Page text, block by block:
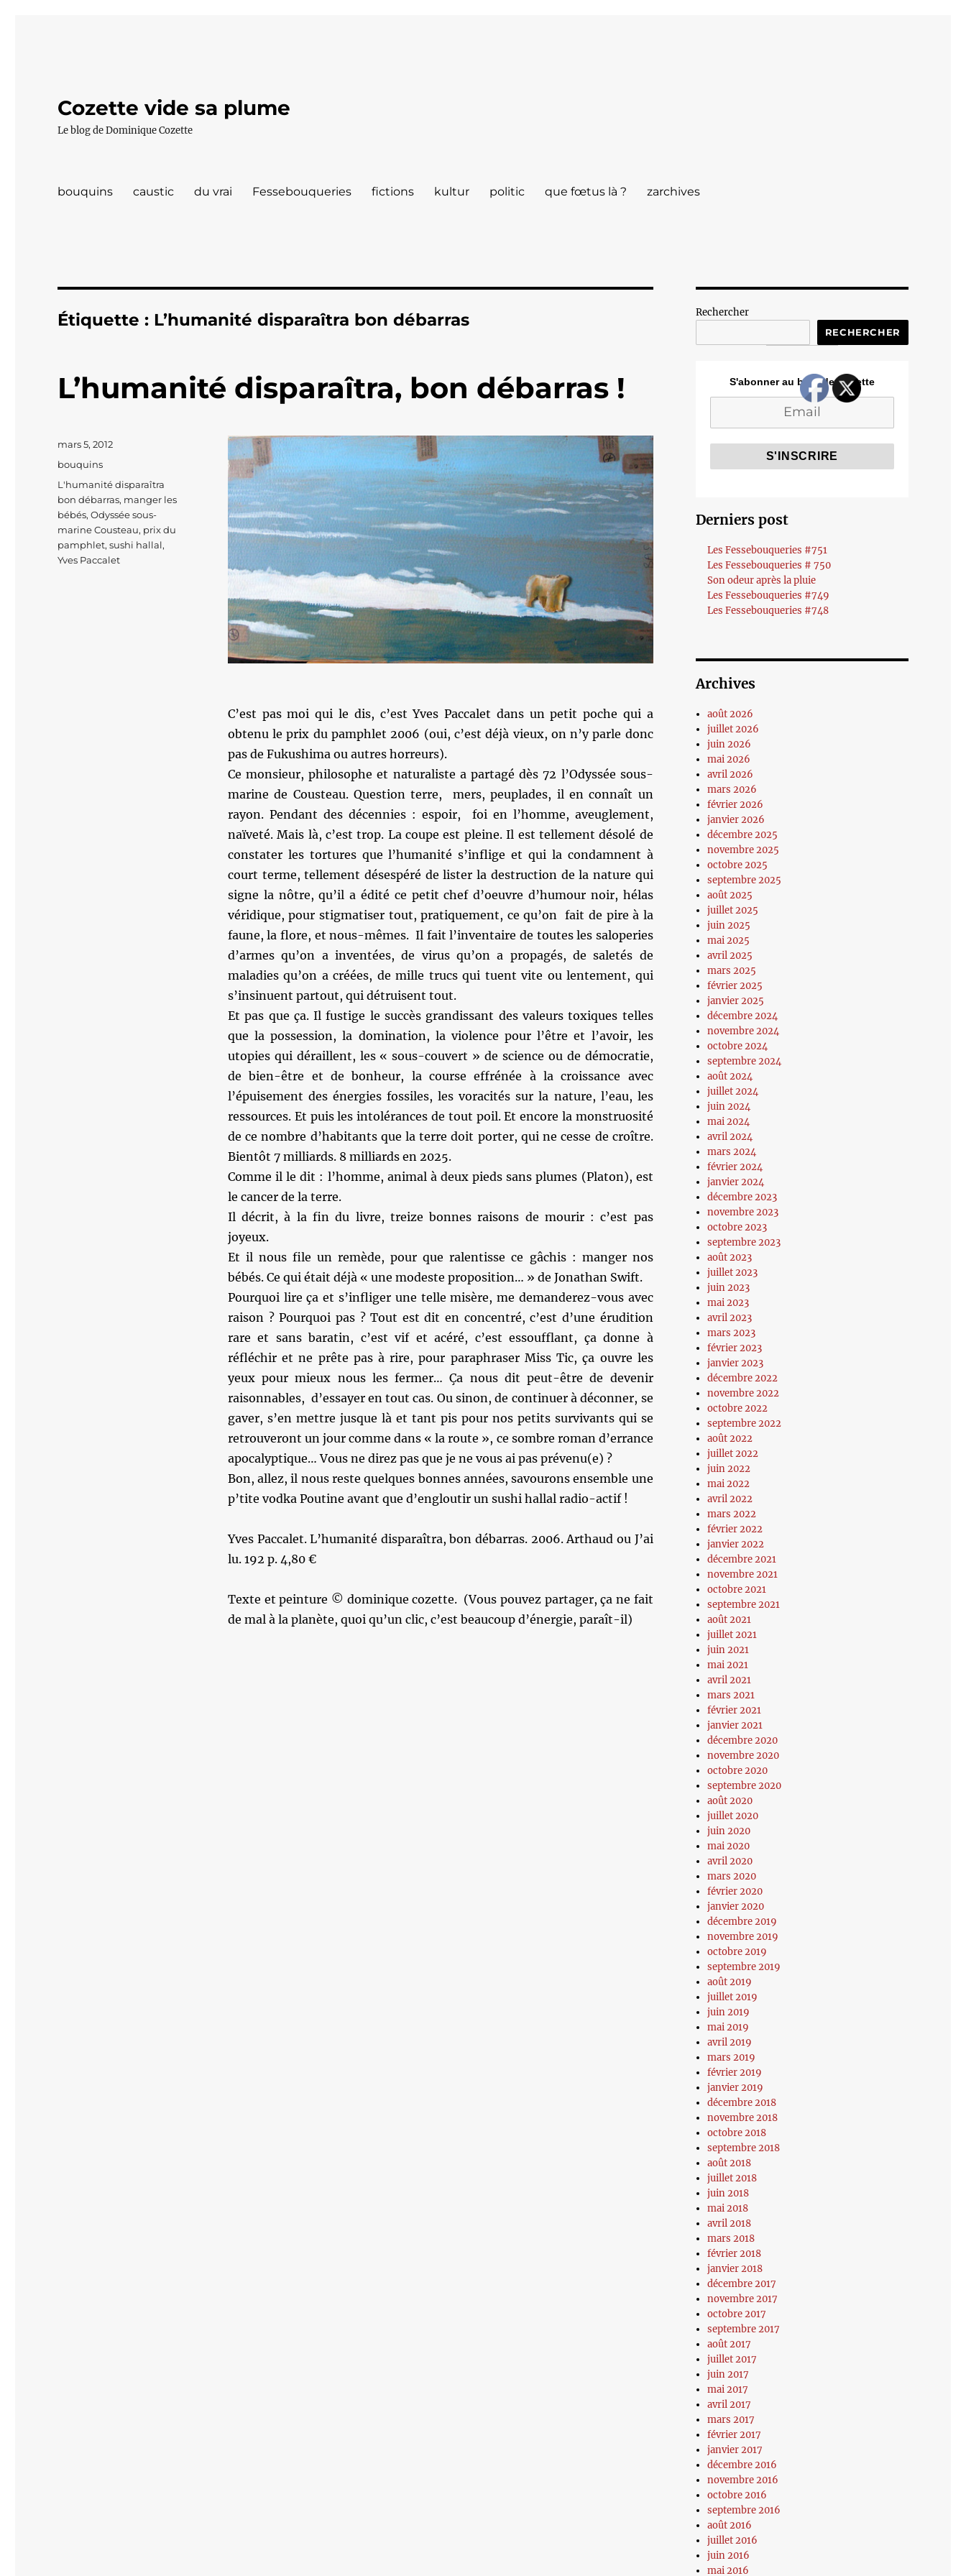
Cozette vide sa plume
Le blog de Dominique Cozette
bouquins caustic du vrai Fessebouqueries fictions kultur politic que fœtus là ? zarchives
Étiquette : L’humanité disparaîtra bon débarras
L’humanité disparaîtra, bon débarras !
C’est pas moi qui le dis, c’est Yves Paccalet dans un petit poche qui a
obtenu le prix du pamphlet 2006 (oui, c’est déjà vieux, on n’y parle donc
pas de Fukushima ou autres horreurs).
Ce monsieur, philosophe et naturaliste a partagé dès 72 l’Odyssée sous-
marine de Cousteau. Question terre, mers, peuplades, il en connaît un
rayon. Pendant des décennies : espoir, foi en l’homme, aveuglement,
naïveté. Mais là, c’est trop. La coupe est pleine. Il est tellement désolé de
constater les tortures que l’humanité s’inflige et qui la condamnent à
court terme, tellement désespéré de lister la destruction de la nature qui
signe la nôtre, qu’il a édité ce petit chef d’oeuvre d’humour noir, hélas
véridique, pour stigmatiser tout, pratiquement, ce qu’on fait de pire à la
faune, la flore, et nous-mêmes. Il fait l’inventaire de toutes les saloperies
d’armes qu’on a inventées, de virus qu’on a propagés, de saletés de
maladies qu’on a créées, de mille trucs qui tuent vite ou lentement, qui
s’insinuent partout, qui détruisent tout.
Et pas que ça. Il fustige le succès grandissant des valeurs toxiques telles
que la possession, la domination, la violence pour l’être et l’avoir, les
utopies qui déraillent, les « sous-couvert » de science ou de démocratie,
de bien-être et de bonheur, la course effrénée à la croissance avec
l’épuisement des énergies fossiles, les voracités sur la nature, l’eau, les
ressources. Et puis les intolérances de tout poil. Et encore la monstruosité
de ce nombre d’habitants que la terre doit porter, qui ne cesse de croître.
Bientôt 7 milliards. 8 milliards en 2025.
Comme il le dit : l’homme, animal à deux pieds sans plumes (Platon), est
le cancer de la terre.
Il décrit, à la fin du livre, treize bonnes raisons de mourir : c’est pas
joyeux.
Et il nous file un remède, pour que ralentisse ce gâchis : manger nos
bébés. Ce qui était déjà « une modeste proposition… » de Jonathan Swift.
Pourquoi lire ça et s’infliger une telle misère, me demanderez-vous avec
raison ? Pourquoi pas ? Tout est dit en concentré, c’est d’une érudition
rare et sans baratin, c’est vif et acéré, c’est essoufflant, ça donne à
réfléchir et ne prête pas à rire, pour paraphraser Miss Tic, ça ouvre les
yeux pour mieux nous les fermer… Ça nous dit peut-être de devenir
raisonnables, d’essayer en tout cas. Ou sinon, de continuer à déconner, se
gaver, s’en mettre jusque là et tant pis pour nos petits survivants qui se
retrouveront un jour comme dans « la route », ce sombre roman d’errance
apocalyptique… Vous ne direz pas que je ne vous ai pas prévenu(e) ?
Bon, allez, il nous reste quelques bonnes années, savourons ensemble une
p’tite vodka Poutine avant que d’engloutir un sushi hallal radio-actif !
Yves Paccalet. L’humanité disparaîtra, bon débarras. 2006. Arthaud ou J’ai
lu. 192 p. 4,80 €
Texte et peinture © dominique cozette. (Vous pouvez partager, ça ne fait
de mal à la planète, quoi qu’un clic, c’est beaucoup d’énergie, paraît-il)
Publié
le
mars 5, 2012
Catégories
bouquins
Étiquettes
L'humanité disparaîtra
bon débarras, manger les
bébés,Odyssée sous-
marine Cousteau, prix du
pamphlet,sushi hallal,
Yves Paccalet
Rechercher
RECHERCHER
S'abonner au blog de Cozette
Derniers post
Les Fessebouqueries #751
Les Fessebouqueries # 750
Son odeur après la pluie
Les Fessebouqueries #749
Les Fessebouqueries #748
Archives
août 2026
juillet 2026
juin 2026
mai 2026
avril 2026
mars 2026
février 2026
janvier 2026
décembre 2025
novembre 2025
octobre 2025
septembre 2025
août 2025
juillet 2025
juin 2025
mai 2025
avril 2025
mars 2025
février 2025
janvier 2025
décembre 2024
novembre 2024
octobre 2024
septembre 2024
août 2024
juillet 2024
juin 2024
mai 2024
avril 2024
mars 2024
février 2024
janvier 2024
décembre 2023
novembre 2023
octobre 2023
septembre 2023
août 2023
juillet 2023
juin 2023
mai 2023
avril 2023
mars 2023
février 2023
janvier 2023
décembre 2022
novembre 2022
octobre 2022
septembre 2022
août 2022
juillet 2022
juin 2022
mai 2022
avril 2022
mars 2022
février 2022
janvier 2022
décembre 2021
novembre 2021
octobre 2021
septembre 2021
août 2021
juillet 2021
juin 2021
mai 2021
avril 2021
mars 2021
février 2021
janvier 2021
décembre 2020
novembre 2020
octobre 2020
septembre 2020
août 2020
juillet 2020
juin 2020
mai 2020
avril 2020
mars 2020
février 2020
janvier 2020
décembre 2019
novembre 2019
octobre 2019
septembre 2019
août 2019
juillet 2019
juin 2019
mai 2019
avril 2019
mars 2019
février 2019
janvier 2019
décembre 2018
novembre 2018
octobre 2018
septembre 2018
août 2018
juillet 2018
juin 2018
mai 2018
avril 2018
mars 2018
février 2018
janvier 2018
décembre 2017
novembre 2017
octobre 2017
septembre 2017
août 2017
juillet 2017
juin 2017
mai 2017
avril 2017
mars 2017
février 2017
janvier 2017
décembre 2016
novembre 2016
octobre 2016
septembre 2016
août 2016
juillet 2016
juin 2016
mai 2016